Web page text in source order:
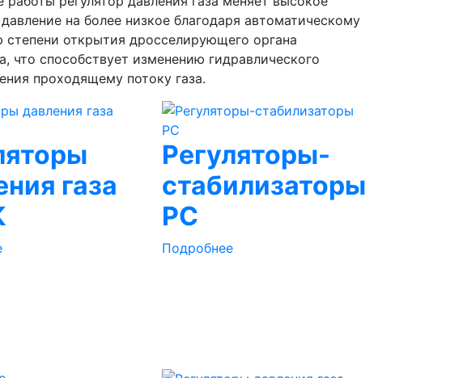
на более низкое благодаря автоматическому
степени открытия дросселирующего органа
что способствует изменению гидравлического
проходящему потоку газа.
газа
Регуляторы-
стабилизаторы
РС
Подробнее